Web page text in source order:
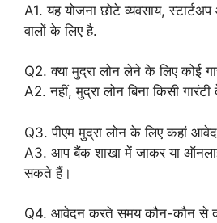
A1. यह योजना छोटे व्यवसाय,
वालों के लिए है.
Q2. क्या मुद्रा लोन लेने के लिए कोई
A2. नहीं, मुद्रा लोन बिना किसी
Q3. पीएम मुद्रा लोन के लिए कहां
A3. आप बैंक शाखा में जाकर या
सकते हैं।
Q4. आवेदन करते समय कौन-कौन से